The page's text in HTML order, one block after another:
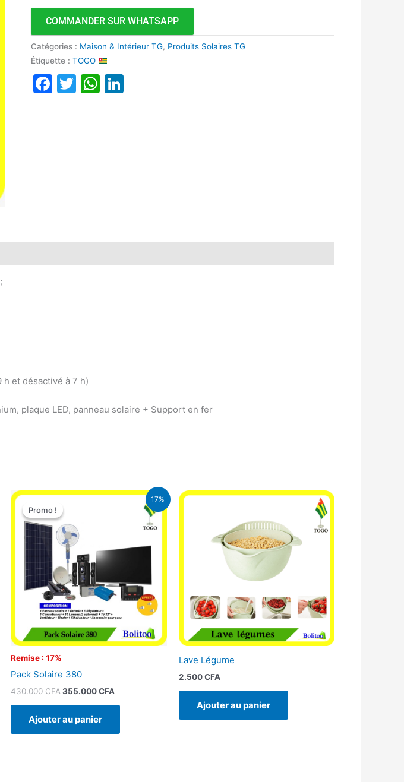
COMMANDER SUR WHATSAPP
Catégories : Maison & Intérieur TG, Produits Solaires TG
Étiquette :TOGO
Facebook
TwitterWhatsApp
h et désactivé à 7 h)
plaque LED, panneau solaire + Support en fer
17%
Promo !
Remise : 17%
Promo !
Pack Solaire 380
430.000CFA
Le
initial
était :
430.000 CFA.
355.000CFA
Le
Ajouter au panier
Lave Légume
2.500CFA
Ajouter au panier